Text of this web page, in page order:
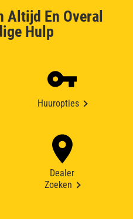
Altijd En Overal
Hulp
Huuropties
Dealer
Zoeken